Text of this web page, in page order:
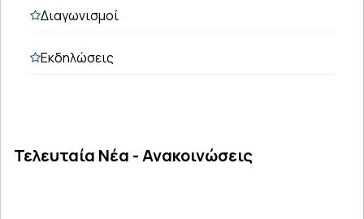
Διαγωνισμοί
Εκδηλώσεις
Τελευταία Νέα - Ανακοινώσεις